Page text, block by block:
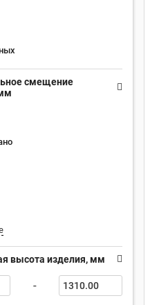
смещение
высота изделия, мм
-